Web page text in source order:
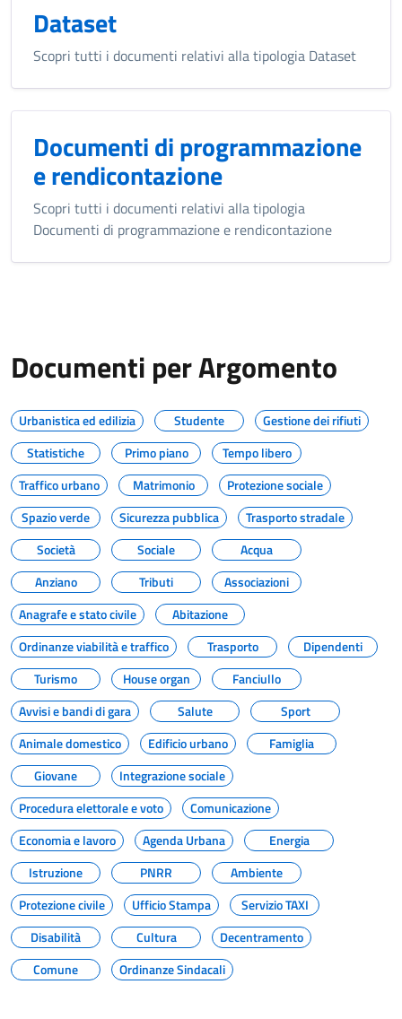
Dataset
Scopri tutti i documenti relativi alla tipologia Dataset
Documenti di programmazione
e rendicontazione
Scopri tutti i documenti relativi alla tipologia
Documenti di programmazione e rendicontazione
Documenti per Argomento
Urbanistica ed edilizia Studente
Gestione dei rifiuti
Statistiche
Primo piano
Tempo libero
Traffico urbano
Matrimonio
Protezione sociale
Spazio verde
Sicurezza pubblica
Trasporto stradale
Società
Sociale
Acqua
Anziano
Tributi
Associazioni
Anagrafe e stato civile
Abitazione
Ordinanze viabilità e traffico
Trasporto
Dipendenti
Turismo
House organ
Fanciullo
Avvisi e bandi di gara
Salute
Sport
Animale domestico
Edificio urbano
Famiglia
Giovane
Integrazione sociale
Procedura elettorale e voto
Comunicazione
Economia e lavoro
Agenda Urbana
Energia
Istruzione
PNRR
Ambiente
Protezione civile
Ufficio Stampa
Servizio TAXI
Disabilità
Cultura
Decentramento
Comune
Ordinanze Sindacali